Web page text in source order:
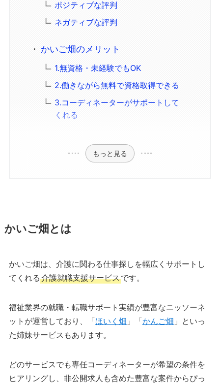
ポジティブな評判
ネガティブな評判
かいご畑のメリット
1.無資格・未経験でもOK
2.働きながら無料で資格取得できる
3.コーディネーターがサポートして
くれる
もっと見る
かいご畑とは
かいご畑は、介護に関わる仕事探しを幅広くサポートし
てくれる介護就職支援サービスです。
福祉業界の就職・転職サポート実績が豊富なニッソーネ
ットが運営しており、「ほいく畑 」「かんご畑 」といっ
た姉妹サービスもあります。
どのサービスでも専任コーディネーターが希望の条件を
ヒアリングし、非公開求人も含めた豊富な案件からぴっ